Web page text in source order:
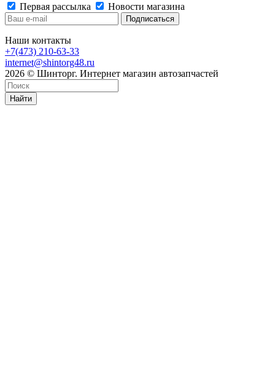
Первая рассылка
Новости магазина
Наши контакты
+7(473) 210-63-33
internet@shintorg48.ru
2026 © Шинторг. Интернет магазин автозапчастей
Найти